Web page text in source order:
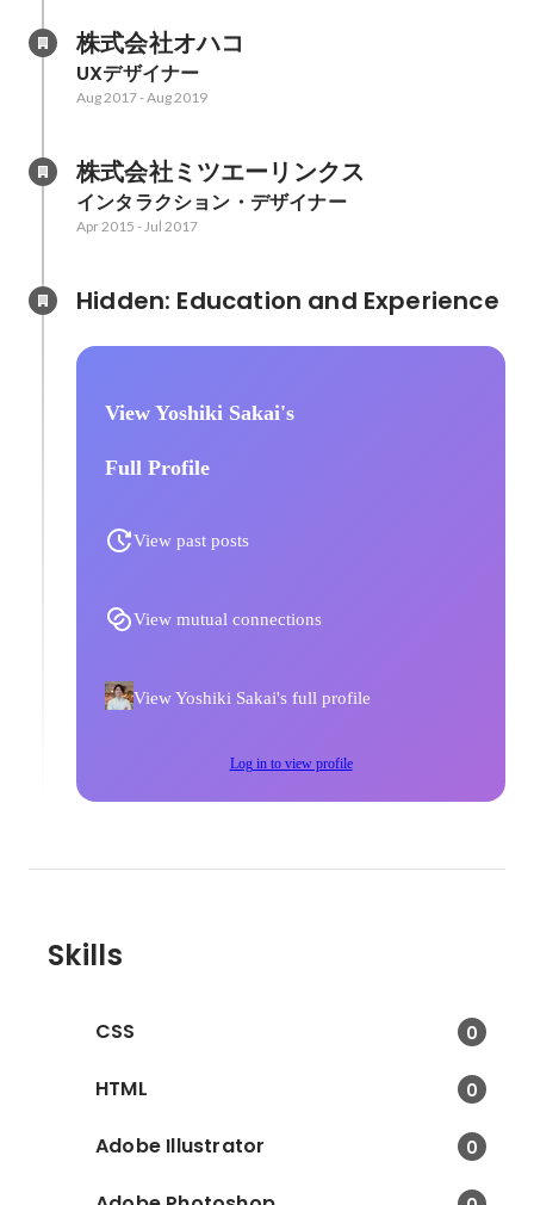
株式会社オハコ
UXデザイナー
Aug 2017-Aug 2019
株式会社ミツエーリンクス
インタラクション・デザイナー
Apr 2015 -Jul 2017
View Yoshiki Sakai's
Full Profile
View past posts
View mutual connections
View Yoshiki Sakai's full profile
Log in to view profile
Skills
CSS 0
HTML 0
Adobe Illustrator 0